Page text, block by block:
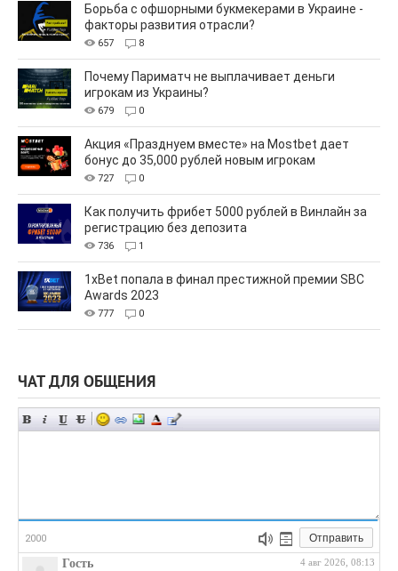
Борьба с офшорными букмекерами в Украине -
факторы развития отрасли?
657 8
Почему Париматч не выплачивает деньги
игрокам из Украины?
679 0
Акция «Празднуем вместе» на Mostbet дает
бонус до 35,000 рублей новым игрокам
727 0
Как получить фрибет 5000 рублей в Винлайн за
регистрацию без депозита
736 1
1xBet попала в финал престижной премии SBC
Awards 2023
777 0
ЧАТ ДЛЯ ОБЩЕНИЯ
Отправить
2000
Гость 4 авг 2026, 08:13